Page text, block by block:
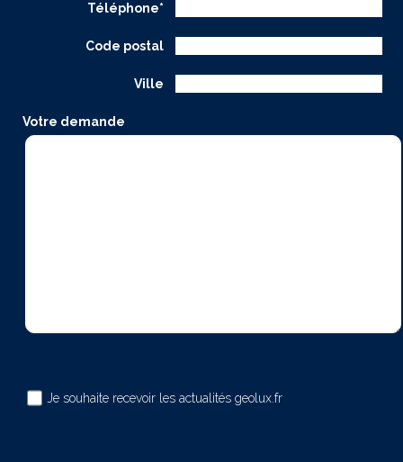
Téléphone*
Code postal
Ville
Votre demande
Je souhaite recevoir les actualités geolux.fr